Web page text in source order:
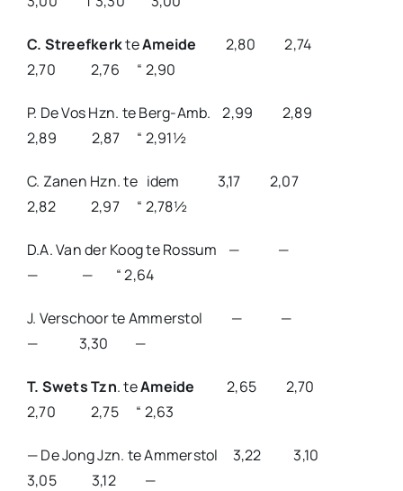
C. StreefkerkteAmeide 2,80 2,74
2,70 2,76 “ 2,90
P. De Vos Hzn. te Berg-Amb. 2,99 2,89
2,89 2,87 “ 2,91½
C. Zanen Hzn. te idem 3,17 2,07
2,82 2,97 “ 2,78½
D.A. Van der Koog te Rossum — —
— — “ 2,64
J. Verschoor te Ammerstol — —
— 3,30 —
T. Swets Tzn. teAmeide 2,65 2,70
2,70 2,75 “ 2,63
— De Jong Jzn. te Ammerstol 3,22 3,10
3,05 3,12 —